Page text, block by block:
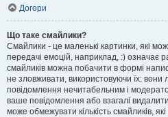
Догори
Що таке смайлики?
Смайлики - це маленькі картинки, які
передачі емоцій, наприклад, :) означає
смайликів можна побачити в формі
не зловживати, використовуючи їх: вони
повідомлення нечитабельним і
ваше повідомлення або взагалі
може обмежувати кількість смайликів,